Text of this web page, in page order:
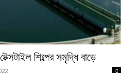
শিল্পের সমৃদ্ধি বাড়ে
0